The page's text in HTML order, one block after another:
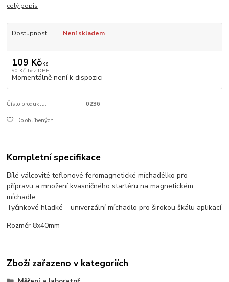
celý popis
Dostupnost Není skladem
109 Kč/ks
90 Kč bez DPH
Momentálně není k dispozici
Číslo produktu: 0236
Do oblíbených
Kompletní specifikace
Bílé válcovité teflonové feromagnetické míchadélko pro
přípravu a množení kvasničného startéru na magnetickém
míchadle.
Tyčinkové hladké – univerzální míchadlo pro širokou škálu aplikací
Rozměr 8x40mm
Zboží zařazeno v kategoriích